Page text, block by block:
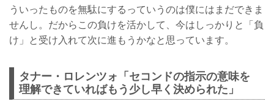
ういったものを無駄にするっていうのは僕にはまだできま
せんし。だからこの負けを活かして、今はしっかりと「負
け」と受け入れて次に進もうかなと思っています。
タナー・ロレンツォ「セコンドの指示の意味を
理解できていればもう少し早く決められた」